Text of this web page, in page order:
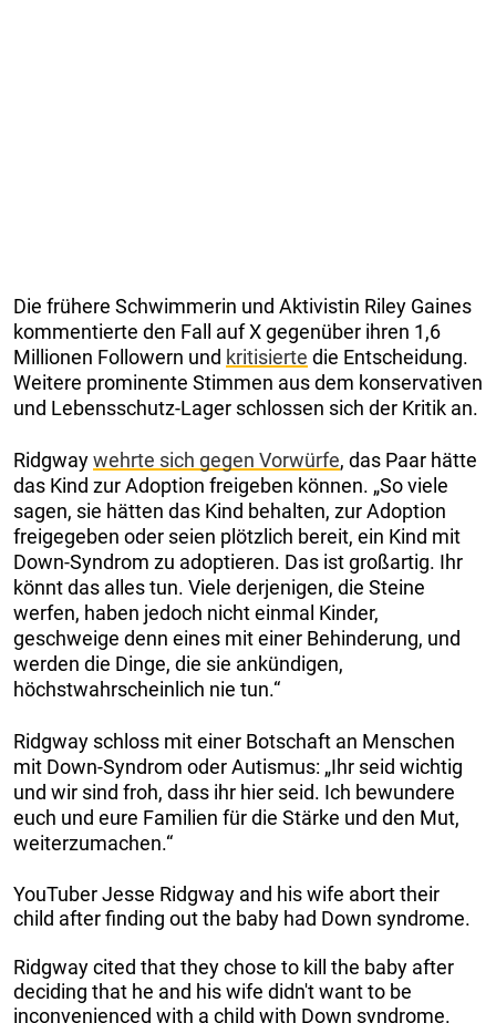
Die frühere Schwimmerin und Aktivistin Riley Gaines
kommentierte den Fall auf X gegenüber ihren 1,6
Millionen Followern und kritisierte die Entscheidung.
Weitere prominente Stimmen aus dem konservativen
und Lebensschutz-Lager schlossen sich der Kritik an.
Ridgwaywehrte sich gegen Vorwürfe, das Paar hätte
das Kind zur Adoption freigeben können. „So viele
sagen, sie hätten das Kind behalten, zur Adoption
freigegeben oder seien plötzlich bereit, ein Kind mit
Down-Syndrom zu adoptieren. Das ist großartig. Ihr
könnt das alles tun. Viele derjenigen, die Steine
werfen, haben jedoch nicht einmal Kinder,
geschweige denn eines mit einer Behinderung, und
werden die Dinge, die sie ankündigen,
höchstwahrscheinlich nie tun.“
Ridgway schloss mit einer Botschaft an Menschen
mit Down-Syndrom oder Autismus: „Ihr seid wichtig
und wir sind froh, dass ihr hier seid. Ich bewundere
euch und eure Familien für die Stärke und den Mut,
weiterzumachen.“
YouTuber Jesse Ridgway and his wife abort their
child after finding out the baby had Down syndrome.
Ridgway cited that they chose to kill the baby after
deciding that he and his wife didn't want to be
inconvenienced with a child with Down syndrome.